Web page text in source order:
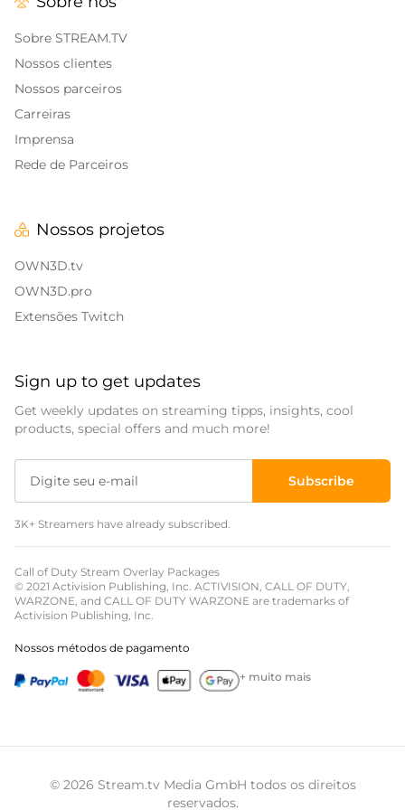
Sobreposições para IRL
Sobreposições para jogos
Sobreposições de Call of Duty
Sobreposições para Fortnite
CS:GO
Valorant
Sobreposições para eventos
Sobreposições de halloween
Sobreposições de inverno
Sobreposições de páscoa
Alert Sons
Banners de encerramento da transmissão
Banners de pausa da Twitch
Sobre STREAM.TV
Nossos clientes
Nossos parceiros
Carreiras
Imprensa
Rede de Parceiros
Nossos projetos
OWN3D.tv
OWN3D.pro
Extensões Twitch
Sign up to get updates
Get weekly updates on streaming tipps, insights, cool
products, special offers and much more!
Subscribe
3K+ Streamers have already subscribed.
Call of Duty Stream Overlay Packages
© 2021 Activision Publishing, Inc. ACTIVISION, CALL OF DUTY,
WARZONE, and CALL OF DUTY WARZONE are trademarks of
Activision Publishing, Inc.
Nossos métodos de pagamento
+ muito mais
© 2026 Stream.tv Media GmbH todos os direitos
reservados.